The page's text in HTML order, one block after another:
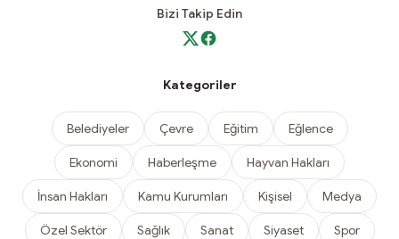
Bizi Takip Edin
Kategoriler
Belediyeler Çevre Eğitim Eğlence
Ekonomi Haberleşme Hayvan Hakları
İnsan Hakları Kamu Kurumları Kişisel Medya
Özel Sektör Sağlık Sanat Siyaset Spor